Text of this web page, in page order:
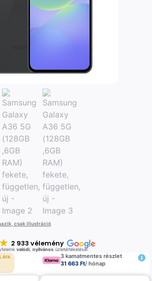
csak illustráció
2 933 vélemény
valódi, nyilvánosüzletértékelései
ÁFA
3 kamatmentes részlet
31 663 Ft/ hónap